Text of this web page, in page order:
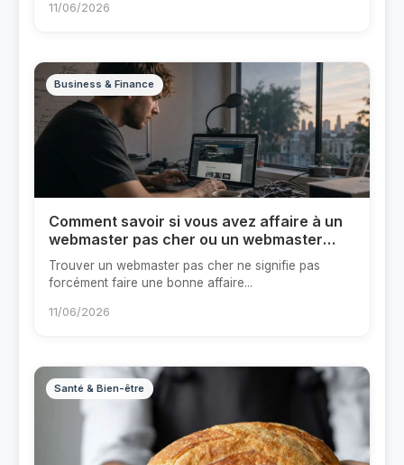
11/06/2026
Business & Finance
Comment savoir si vous avez affaire à un
webmaster pas cher ou un webmaster
trop cher ?
Trouver un webmaster pas cher ne signifie pas
forcément faire une bonne affaire...
11/06/2026
Santé & Bien-être